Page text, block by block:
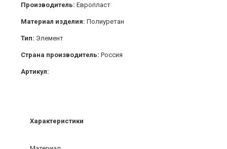
Производитель: Европласт
Материал изделия: Полиуретан
Тип: Элемент
Страна производитель: Россия
Артикул:
Характеристики